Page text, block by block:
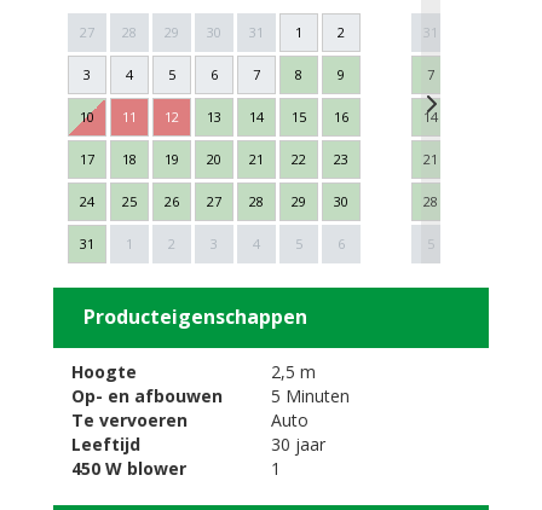
27 28 29 30 31 1 2
3 4 5 6 7 8 9
10 11 12 13 14 15 16
17 18 19 20 21 22 23
24 25 26 27 28 29 30
31 1 2 3 4 5 6
31
7
14
21
28
5
Next
Producteigenschappen
Hoogte
2,5 m
Op- en afbouwen
5 Minuten
Te vervoeren
Auto
Leeftijd
30 jaar
450 W blower
1